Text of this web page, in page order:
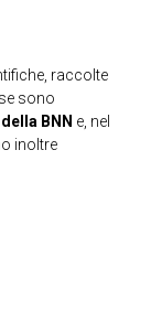
raccolte
sono
BNN e, nel
inoltre